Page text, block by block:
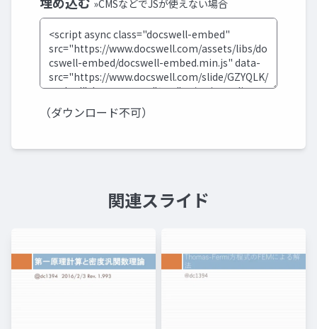
»CMSなどでJSが使えない場合
（ダウンロード不可）
関連スライド